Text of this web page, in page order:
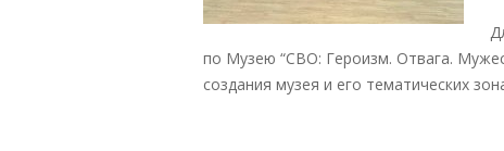
по Музею “СВО: Героизм. Отвага.
создания музея и его тематических